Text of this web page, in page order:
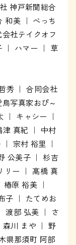
神戸新聞総合
和美 ｜ べっち
社テイクオフ
｜ ハマー ｜ 草
秀 ｜ 合同会社
写真家おぴ～
｜ キャシー ｜
真紀 ｜ 中村
宗村 裕里 ｜
公美子 ｜ 杉吉
リー ｜ 髙橋 真
原 裕美 ｜
子 ｜ たてめお
渡部 弘美 ｜ さ
川 まや ｜ 野
県那須町 阿部